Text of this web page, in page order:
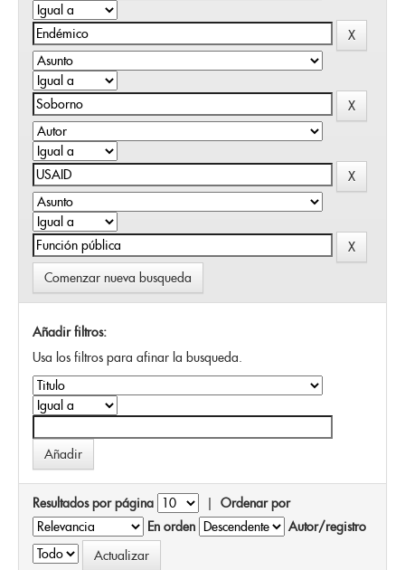
Comenzar nueva busqueda
Añadir filtros:
Usa los filtros para afinar la busqueda.
Resultados por página | Ordenar por
En orden
Autor/registro